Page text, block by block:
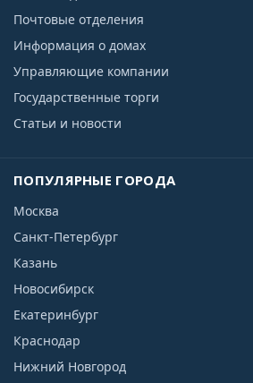
Почтовые отделения
Информация о домах
Управляющие компании
Государственные торги
Статьи и новости
ПОПУЛЯРНЫЕ ГОРОДА
Москва
Санкт-Петербург
Казань
Новосибирск
Екатеринбург
Краснодар
Нижний Новгород